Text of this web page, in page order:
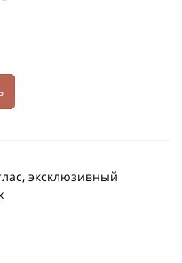
эксклюзивный